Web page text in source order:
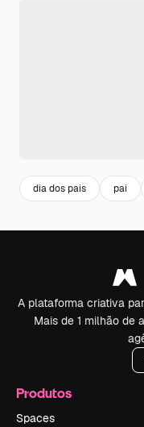
dia dos pais pai
A plataforma criativa
Mais de 1 milhão de
Produtos
Spaces